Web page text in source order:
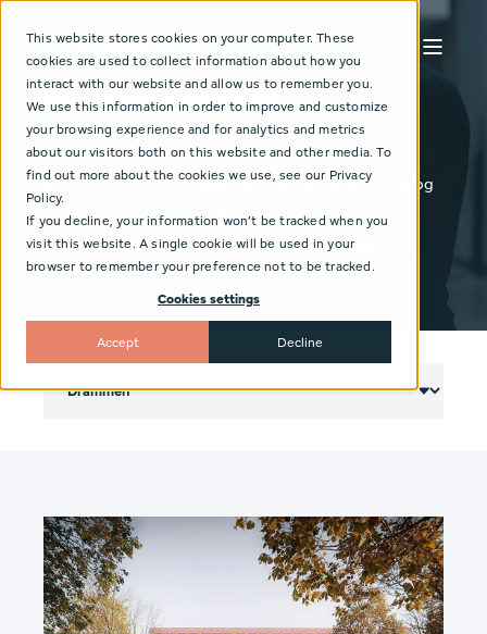
This website stores cookies on your computer. These
cookies are used to collect information about how you
interact with our website and allow us to remember you.
We use this information in order to improve and customize
your browsing experience and for analytics and metrics
about our visitors both on this website and other media. To
find out more about the cookies we use, see our Privacy
Policy.
If you decline, your information won’t be tracked when you
visit this website. A single cookie will be used in your
browser to remember your preference not to be tracked.
Cookies settings
Accept Decline
Prosjekter og referanser
Her kan du se et utvalg av prosjekter vi har
gjennomført innen kontorflytting, samlokalisering og
internflytting. Hvert år flytter vi mer enn 45 000
arbeidsplasser for virksomheter over hele Norge.